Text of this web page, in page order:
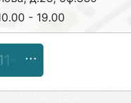
- 19.00
01